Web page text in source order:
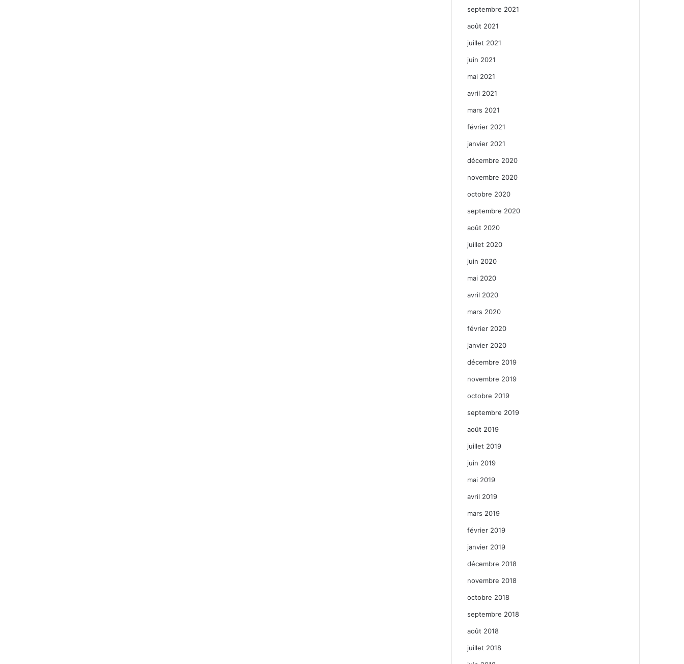
septembre 2021
août 2021
juillet 2021
juin 2021
mai 2021
avril 2021
mars 2021
février 2021
janvier 2021
décembre 2020
novembre 2020
octobre 2020
septembre 2020
août 2020
juillet 2020
juin 2020
mai 2020
avril 2020
mars 2020
février 2020
janvier 2020
décembre 2019
novembre 2019
octobre 2019
septembre 2019
août 2019
juillet 2019
juin 2019
mai 2019
avril 2019
mars 2019
février 2019
janvier 2019
décembre 2018
novembre 2018
octobre 2018
septembre 2018
août 2018
juillet 2018